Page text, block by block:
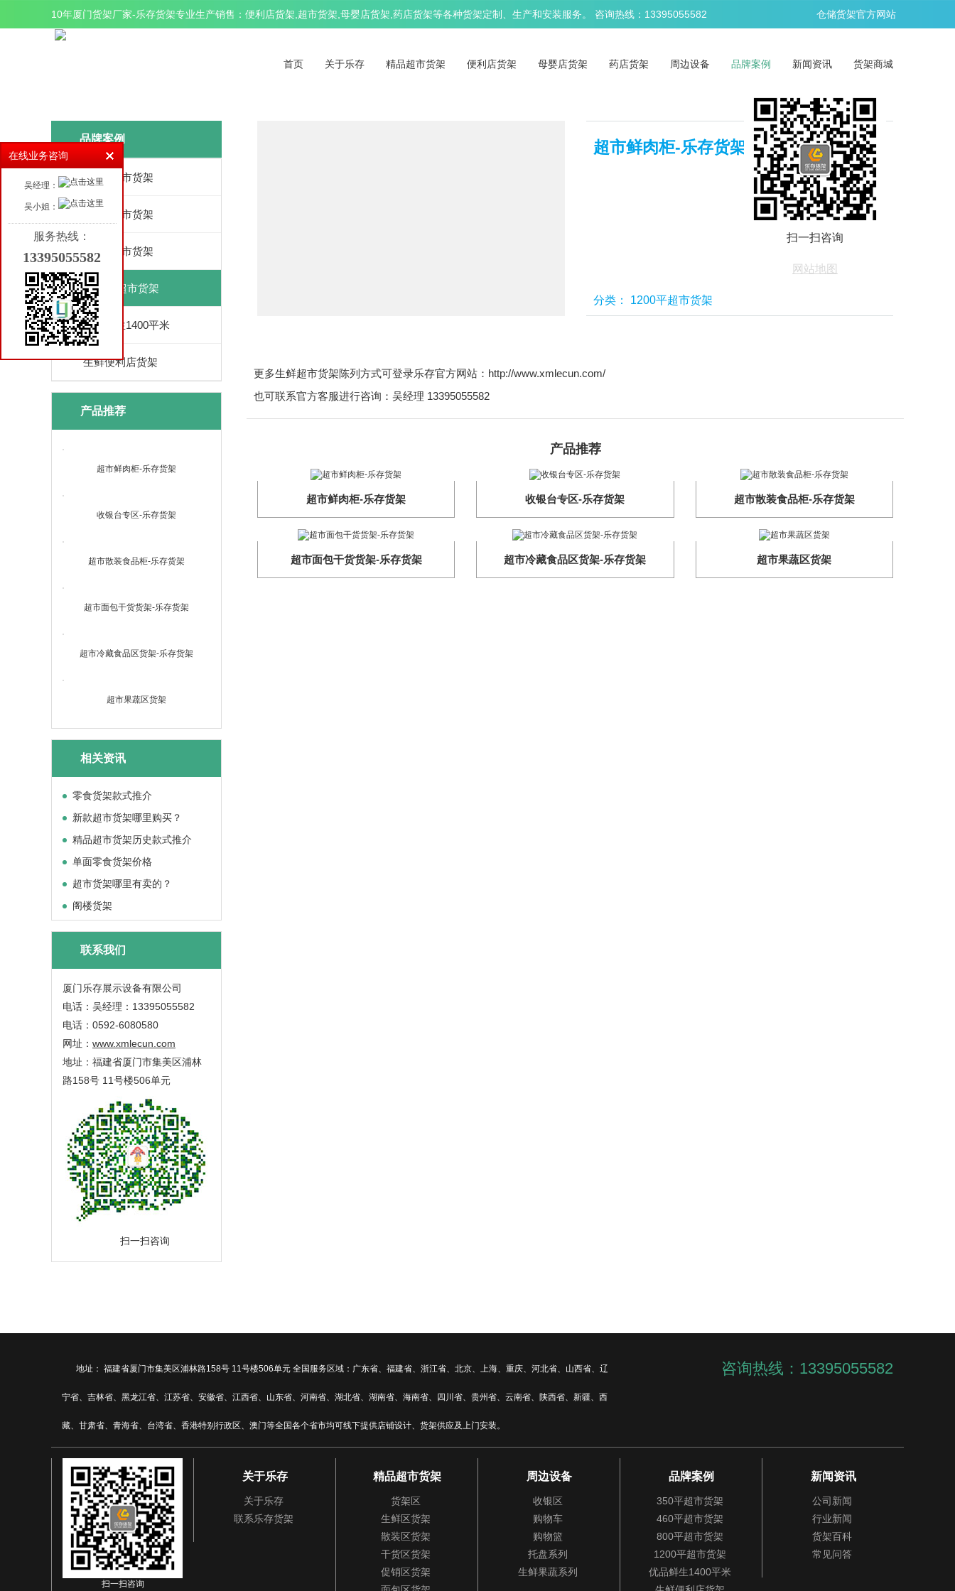
10年厦门货架厂家-乐存货架专业生产销售：便利店货架,超市货架,母婴店货架,药店货架等各种货架定制、生产和安装服务。 咨询热线：13395055582 仓储货架官方网站
首页 关于乐存 精品超市货架 便利店货架 母婴店货架 药店货架 周边设备 品牌案例 新闻资讯 货架商城
品牌案例
350平超市货架
460平超市货架
800平超市货架
1200平超市货架
优品鲜生1400平米
生鲜便利店货架
产品推荐
超市鲜肉柜-乐存货架
收银台专区-乐存货架
超市散装食品柜-乐存货架
超市面包干货货架-乐存货架
超市冷藏食品区货架-乐存货架
超市果蔬区货架
相关资讯
零食货架款式推介
新款超市货架哪里购买？
精品超市货架历史款式推介
单面零食货架价格
超市货架哪里有卖的？
阁楼货架
联系我们
厦门乐存展示设备有限公司
电话：吴经理：13395055582
电话：0592-6080580
网址： www.xmlecun.com
地址：福建省厦门市集美区浦林
路158号 11号楼506单元
扫一扫咨询
超市鲜肉柜-乐存货架
分类： 1200平超市货架
扫一扫咨询
网站地图
更多生鲜超市货架陈列方式可登录乐存官方网站：http://www.xmlecun.com/
也可联系官方客服进行咨询：吴经理 13395055582
产品推荐
超市鲜肉柜-乐存货架 收银台专区-乐存货架 超市散装食品柜-乐存货架
超市面包干货货架-乐存货架 超市冷藏食品区货架-乐存货架 超市果蔬区货架
地址： 福建省厦门市集美区浦林路158号 11号楼506单元 全国服务区域：广东省、福建省、浙江省、北京、上海、重庆、河北省、山西省、辽
宁省、吉林省、黑龙江省、江苏省、安徽省、江西省、山东省、河南省、湖北省、湖南省、海南省、四川省、贵州省、云南省、陕西省、新疆、西
藏、甘肃省、青海省、台湾省、香港特别行政区、澳门等全国各个省市均可线下提供店铺设计、货架供应及上门安装。
咨询热线：13395055582
扫一扫咨询
关于乐存
关于乐存
联系乐存货架
精品超市货架
货架区
生鲜区货架
散装区货架
干货区货架
促销区货架
周边设备
收银区
购物车
购物篮
托盘系列
生鲜果蔬系列
品牌案例
350平超市货架
460平超市货架
800平超市货架
1200平超市货架
优品鲜生1400平米
新闻资讯
公司新闻
行业新闻
货架百科
常见问答
在线业务咨询
吴经理：
吴小姐：
服务热线：
13395055582